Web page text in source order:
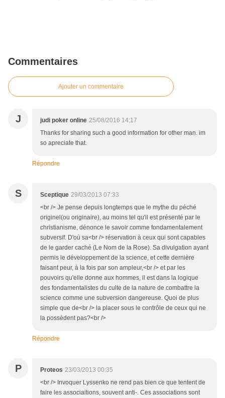
Commentaires
Ajouter un commentaire
J judi poker online 25/08/2016 14:17
Thanks for sharing such a good information for other man. im
so apreciate that.
Répondre
S Sceptique 29/03/2013 07:33
<br /> Je pense depuis longtemps que le mythe du péché
originel(ou originaire), au moins tel qu'il est présenté par le
christianisme, dénonce le savoir comme fondamentalement
subversif. D'où sa<br /> réservation à ceux qui sont capables
de le garder caché (Le Nom de la Rose). Sa divulgation ayant
permis le développement de la science, et cette dernière
faisant peur, à la fois par son ampleur,<br /> et par les
pouvoirs qu'elle donne aux hommes, il est dans la logique
des fondamentalistes du culte de la nature de combattre la
science comme une subversion dangereuse. Quoi de plus
simple que de<br /> la placer sous le contrôle de ceux qui ne
la possèdent pas?<br />
Répondre
P Proteos 23/03/2013 00:35
<br /> Invoquer Lyssenko ne rend pas bien ce que tentent de
faire les associaitions, souvent anti-. Ces associations sont